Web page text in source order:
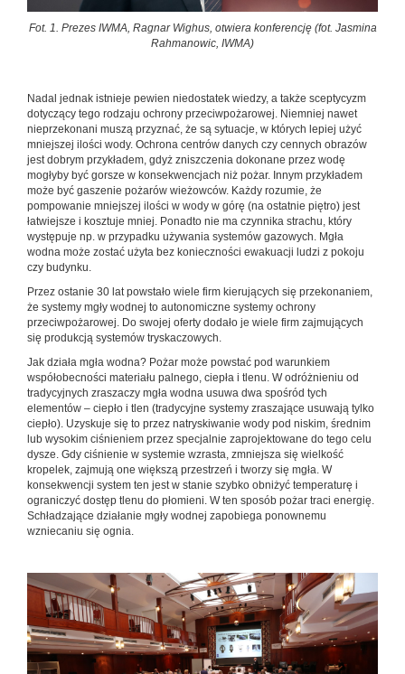
Fot. 1. Prezes IWMA, Ragnar Wighus, otwiera konferencję (fot. Jasmina
Rahmanowic, IWMA)
Nadal jednak istnieje pewien niedostatek wiedzy, a także sceptycyzm
dotyczący tego rodzaju ochrony przeciwpożarowej. Niemniej nawet
nieprzekonani muszą przyznać, że są sytuacje, w których lepiej użyć
mniejszej ilości wody. Ochrona centrów danych czy cennych obrazów
jest dobrym przykładem, gdyż zniszczenia dokonane przez wodę
mogłyby być gorsze w konsekwencjach niż pożar. Innym przykładem
może być gaszenie pożarów wieżowców. Każdy rozumie, że
pompowanie mniejszej ilości w wody w górę (na ostatnie piętro) jest
łatwiejsze i kosztuje mniej. Ponadto nie ma czynnika strachu, który
występuje np. w przypadku używania systemów gazowych. Mgła
wodna może zostać użyta bez konieczności ewakuacji ludzi z pokoju
czy budynku.
Przez ostanie 30 lat powstało wiele firm kierujących się przekonaniem,
że systemy mgły wodnej to autonomiczne systemy ochrony
przeciwpożarowej. Do swojej oferty dodało je wiele firm zajmujących
się produkcją systemów tryskaczowych.
Jak działa mgła wodna? Pożar może powstać pod warunkiem
współobecności materiału palnego, ciepła i tlenu. W odróżnieniu od
tradycyjnych zraszaczy mgła wodna usuwa dwa spośród tych
elementów – ciepło i tlen (tradycyjne systemy zraszające usuwają tylko
ciepło). Uzyskuje się to przez natryskiwanie wody pod niskim, średnim
lub wysokim ciśnieniem przez specjalnie zaprojektowane do tego celu
dysze. Gdy ciśnienie w systemie wzrasta, zmniejsza się wielkość
kropelek, zajmują one większą przestrzeń i tworzy się mgła. W
konsekwencji system ten jest w stanie szybko obniżyć temperaturę i
ograniczyć dostęp tlenu do płomieni. W ten sposób pożar traci energię.
Schładzające działanie mgły wodnej zapobiega ponownemu
wzniecaniu się ognia.